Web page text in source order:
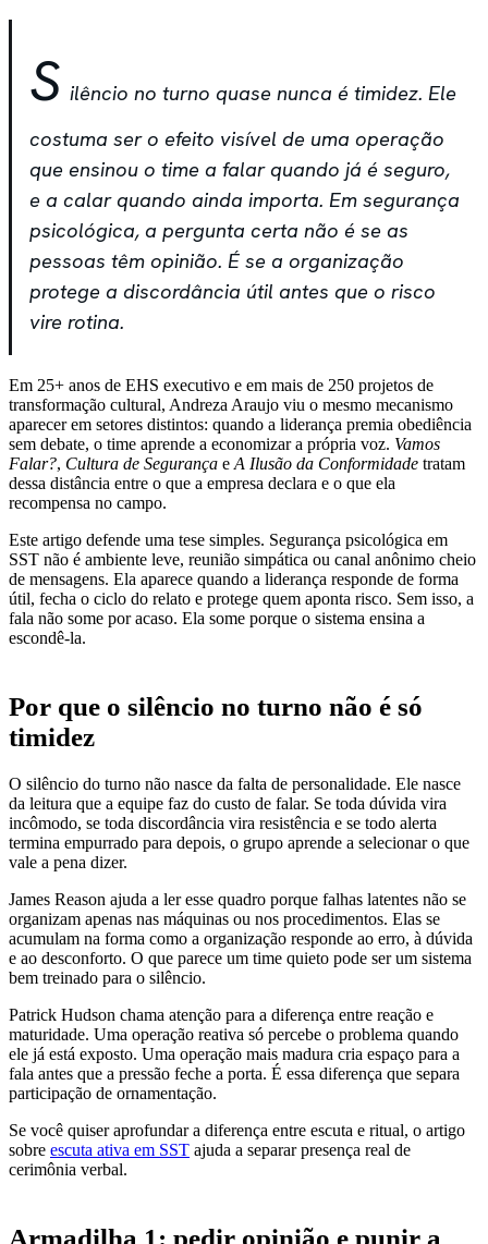
S ilêncio no turno quase nunca é timidez. Ele
costuma ser o efeito visível de uma operação
que ensinou o time a falar quando já é seguro,
e a calar quando ainda importa. Em segurança
psicológica, a pergunta certa não é se as
pessoas têm opinião. É se a organização
protege a discordância útil antes que o risco
vire rotina.
Em 25+ anos de EHS executivo e em mais de 250 projetos de
transformação cultural, Andreza Araujo viu o mesmo mecanismo
aparecer em setores distintos: quando a liderança premia obediência
sem debate, o time aprende a economizar a própria voz. Vamos
Falar?, Cultura de Segurança e A Ilusão da Conformidade tratam
dessa distância entre o que a empresa declara e o que ela
recompensa no campo.
Este artigo defende uma tese simples. Segurança psicológica em
SST não é ambiente leve, reunião simpática ou canal anônimo cheio
de mensagens. Ela aparece quando a liderança responde de forma
útil, fecha o ciclo do relato e protege quem aponta risco. Sem isso, a
fala não some por acaso. Ela some porque o sistema ensina a
escondê-la.
Por que o silêncio no turno não é só
timidez
O silêncio do turno não nasce da falta de personalidade. Ele nasce
da leitura que a equipe faz do custo de falar. Se toda dúvida vira
incômodo, se toda discordância vira resistência e se todo alerta
termina empurrado para depois, o grupo aprende a selecionar o que
vale a pena dizer.
James Reason ajuda a ler esse quadro porque falhas latentes não se
organizam apenas nas máquinas ou nos procedimentos. Elas se
acumulam na forma como a organização responde ao erro, à dúvida
e ao desconforto. O que parece um time quieto pode ser um sistema
bem treinado para o silêncio.
Patrick Hudson chama atenção para a diferença entre reação e
maturidade. Uma operação reativa só percebe o problema quando
ele já está exposto. Uma operação mais madura cria espaço para a
fala antes que a pressão feche a porta. É essa diferença que separa
participação de ornamentação.
Se você quiser aprofundar a diferença entre escuta e ritual, o artigo
sobre escuta ativa em SST ajuda a separar presença real de
cerimônia verbal.
Armadilha 1: pedir opinião e punir a